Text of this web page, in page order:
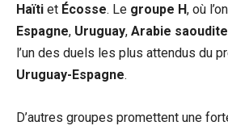
Haïti et Écosse. Le groupe H, où
Espagne, Uruguay, Arabie saoudite
l’un des duels les plus attendus du
Uruguay-Espagne.
D’autres groupes promettent une